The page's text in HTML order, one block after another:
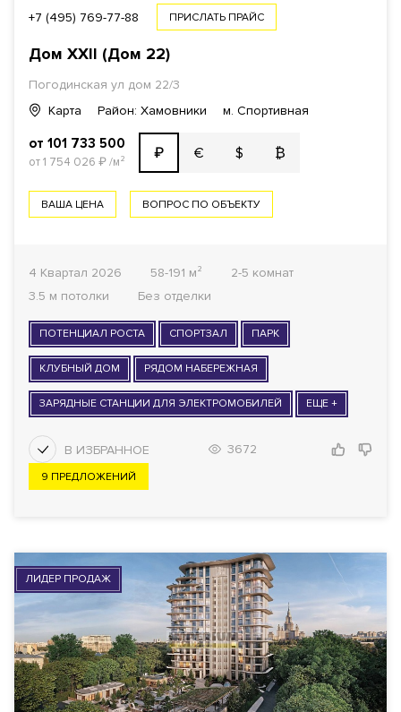
+7 (495) 769-77-88 ПРИСЛАТЬ ПРАЙС
Дом XXII (Дом 22)
Погодинская ул дом 22/3
Карта
Район: Хамовники м. Спортивная
от 101 733 500
от 1 754 026 ₽/м² ₽ € $ ₿
ВАША ЦЕНА ВОПРОС ПО ОБЪЕКТУ
4 Квартал 2026 58-191 м²
2-5 комнат
3.5 м потолки
Без отделки
ПОТЕНЦИАЛ РОСТА СПОРТЗАЛ ПАРК
КЛУБНЫЙ ДОМ РЯДОМ НАБЕРЕЖНАЯ
ЗАРЯДНЫЕ СТАНЦИИ ДЛЯ ЭЛЕКТРОМОБИЛЕЙ ЕЩЕ +
3672
9 ПРЕДЛОЖЕНИЙ
ЛИДЕР ПРОДАЖ